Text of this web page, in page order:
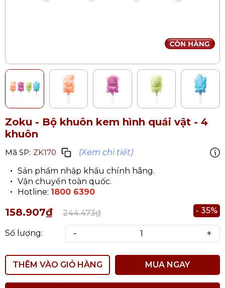
Zoku - Bộ khuôn kem hình quái vật - 4
khuôn
Mã SP: ZK170
(Xem chi tiết)
Sản phẩm nhập khẩu chính hãng.
Vận chuyển toàn quốc.
Hotline: 1800 6390
158.907₫ 244.473₫ - 35%
Số lượng: - +
THÊM VÀO GIỎ HÀNG MUA NGAY